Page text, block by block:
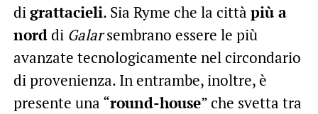
digrattacieli. Sia Ryme che la città più a
norddi Galarsembrano essere le più
avanzate tecnologicamente nel circondario
di provenienza. In entrambe, inoltre, è
presente una “round-house” che svetta tra